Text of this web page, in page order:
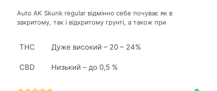
Auto AK Skunk regular відмінно себе почуває як в
закритому, так і відкритому грунті, а також при
THC Дуже високий – 20 – 24%
CBD Низький – до 0,5 %